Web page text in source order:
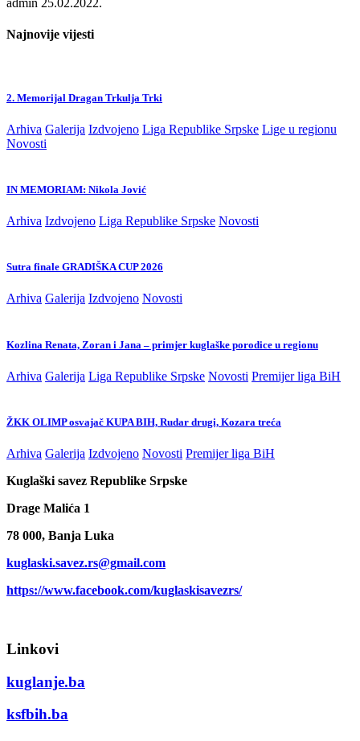
Najnovije vijesti
2. Memorijal Dragan Trkulja Trki
Arhiva Galerija Izdvojeno Liga Republike Srpske Lige u regionu
Novosti
IN MEMORIAM: Nikola Jović
Arhiva Izdvojeno Liga Republike Srpske Novosti
Sutra finale GRADIŠKA CUP 2026
Arhiva Galerija Izdvojeno Novosti
Kozlina Renata, Zoran i Jana – primjer kuglaške porodice u regionu
Arhiva Galerija Liga Republike Srpske Novosti Premijer liga BiH
ŽKK OLIMP osvajač KUPA BIH, Rudar drugi, Kozara treća
Arhiva Galerija Izdvojeno Novosti Premijer liga BiH
Kuglaški savez Republike Srpske
Drage Malića 1
78 000, Banja Luka
kuglaski.savez.rs@gmail.com
https://www.facebook.com/kuglaskisavezrs/
Linkovi
kuglanje.ba
ksfbih.ba